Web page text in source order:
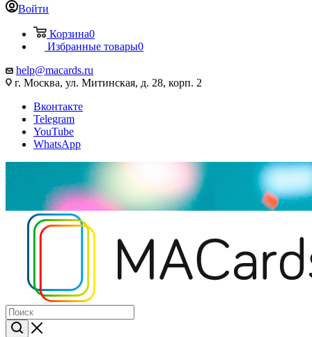
Войти
Корзина0
Избранные товары0
help@macards.ru
г. Москва, ул. Митинская, д. 28, корп. 2
Вконтакте
Telegram
YouTube
WhatsApp